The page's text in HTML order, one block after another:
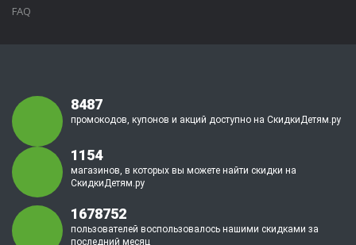
FAQ
8487
промокодов, купонов и акций доступно на СкидкиДетям.ру
1154
магазинов, в которых вы можете найти скидки на
СкидкиДетям.ру
1678752
пользователей воспользовалось нашими скидками за
последний месяц